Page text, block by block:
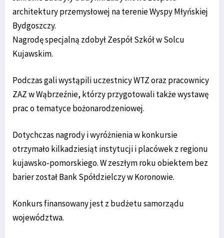
architektury przemysłowej na terenie Wyspy Młyńskiej
Bydgoszczy.
Nagrodę specjalną zdobył Zespół Szkół w Solcu
Kujawskim.
Podczas gali wystąpili uczestnicy WTZ oraz pracownicy
ZAZ w Wąbrzeźnie, którzy przygotowali także wystawę
prac o tematyce bożonarodzeniowej.
Dotychczas nagrody i wyróżnienia w konkursie
otrzymało kilkadziesiąt instytucji i placówek z regionu
kujawsko-pomorskiego. W zeszłym roku obiektem bez
barier został Bank Spółdzielczy w Koronowie.
Konkurs finansowany jest z budżetu samorządu
województwa.